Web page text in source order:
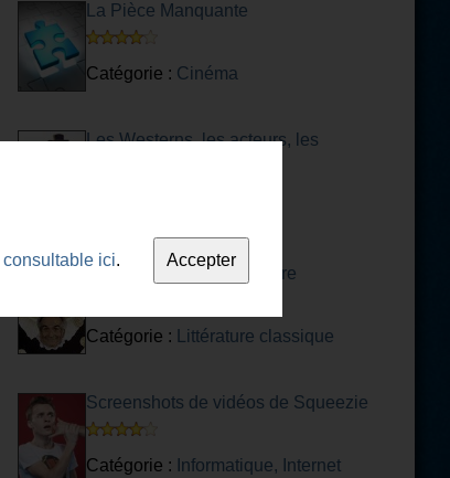
La Pièce Manquante
Catégorie : Cinéma
Les Westerns, les acteurs, les
Quiz sur L'Avare et Molière
Catégorie : Littérature classique
Screenshots de vidéos de Squeezie
Catégorie : Informatique, Internet
consultable ici.